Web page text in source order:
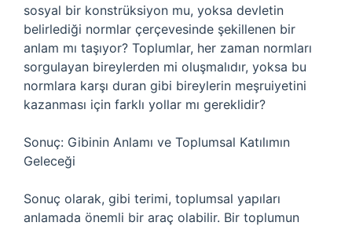
sosyal bir konstrüksiyon mu, yoksa devletin
belirlediği normlar çerçevesinde şekillenen bir
anlam mı taşıyor? Toplumlar, her zaman normları
sorgulayan bireylerden mi oluşmalıdır, yoksa bu
normlara karşı duran gibi bireylerin meşruiyetini
kazanması için farklı yollar mı gereklidir?
Sonuç: Gibinin Anlamı ve Toplumsal Katılımın
Geleceği
Sonuç olarak, gibi terimi, toplumsal yapıları
anlamada önemli bir araç olabilir. Bir toplumun